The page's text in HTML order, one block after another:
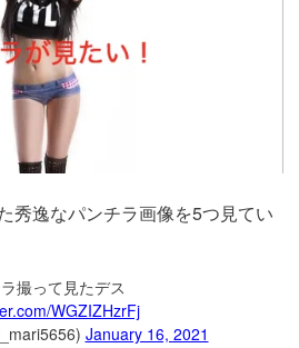
秀逸なパンチラ画像を5つ見てい
撮って見たデス
WGZIZHzrFj
January 16, 2021